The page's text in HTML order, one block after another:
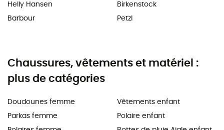
Helly Hansen
Barbour
Birkenstock
Petzl
Chaussures, vêtements et matériel :
plus de catégories
Doudounes femme
Parkas femme
Vêtements enfant
Polaire enfant